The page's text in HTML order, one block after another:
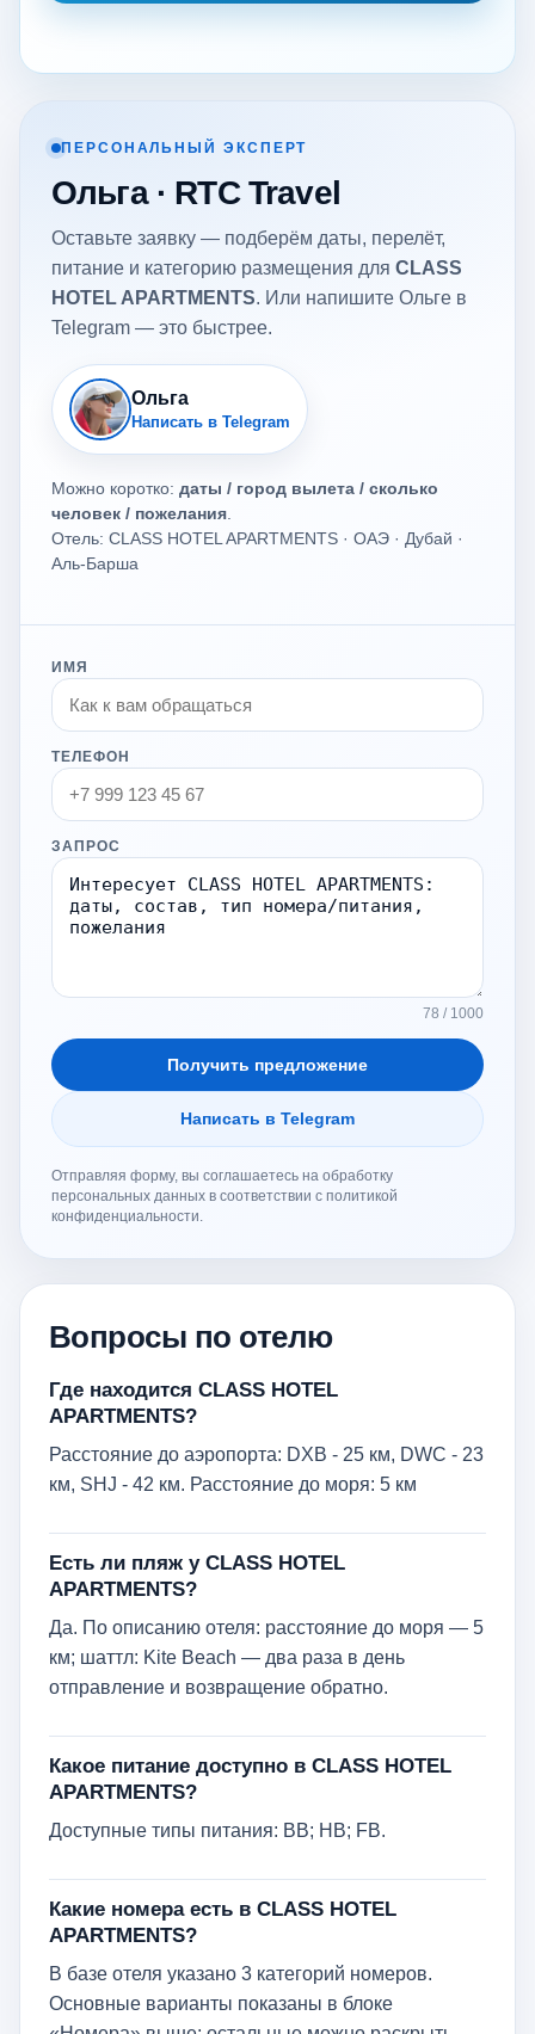
ПЕРСОНАЛЬНЫЙ ЭКСПЕРТ
Ольга · RTC Travel
Оставьте заявку — подберём даты, перелёт,
питание и категорию размещения для CLASS
HOTEL APARTMENTS. Или напишите Ольге в
Telegram — это быстрее.
Ольга
Написать в Telegram
Можно коротко: даты / город вылета / сколько
человек / пожелания
Отель: CLASS HOTEL APARTMENTS · ОАЭ · Дубай ·
Аль-Барша
ИМЯ
ТЕЛЕФОН
ЗАПРОС
78 / 1000
Получить предложение
Написать в Telegram
Отправляя форму, вы соглашаетесь на обработку
персональных данных в соответствии с политикой
конфиденциальности.
Вопросы по отелю
Где находится CLASS HOTEL
APARTMENTS?
Расстояние до аэропорта: DXB - 25 км, DWC - 23
км, SHJ - 42 км. Расстояние до моря: 5 км
Есть ли пляж у CLASS HOTEL
APARTMENTS?
Да. По описанию отеля: расстояние до моря — 5
км; шаттл: Kite Beach — два раза в день
отправление и возвращение обратно.
Какое питание доступно в CLASS HOTEL
APARTMENTS?
Доступные типы питания: BB; HB; FB.
Какие номера есть в CLASS HOTEL
APARTMENTS?
В базе отеля указано 3 категорий номеров.
Основные варианты показаны в блоке